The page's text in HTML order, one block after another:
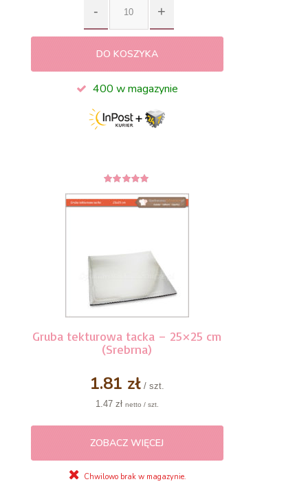
DO KOSZYKA
400 w magazynie
5z 5
Gruba tekturowa tacka – 25×25 cm
(Srebrna)
1.81 zł/ szt.
1.47 zł netto / szt.
ZOBACZ WIĘCEJ
Chwilowo brak w magazynie.